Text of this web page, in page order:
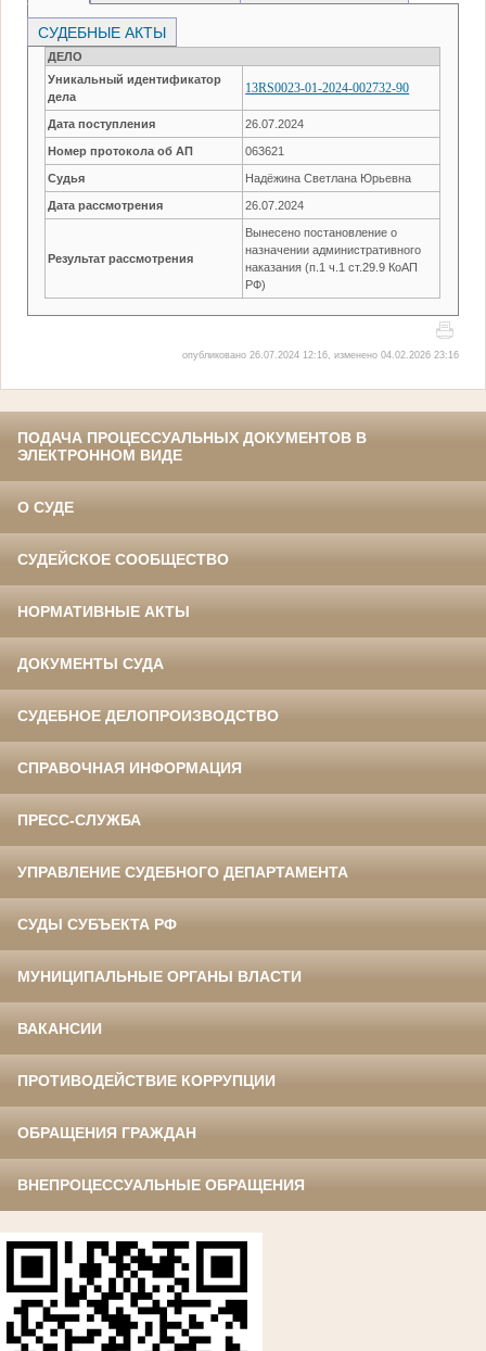
СУДЕБНЫЕ АКТЫ
ДЕЛО
Уникальный идентификатор
дела
13RS0023-01-2024-002732-90
Дата поступления 26.07.2024
Номер протокола об АП 063621
Судья Надёжина Светлана Юрьевна
Дата рассмотрения 26.07.2024
Результат рассмотрения
Вынесено постановление о
назначении административного
наказания (п.1 ч.1 ст.29.9 КоАП
РФ)
опубликовано 26.07.2024 12:16, изменено 04.02.2026 23:16
ПОДАЧА ПРОЦЕССУАЛЬНЫХ ДОКУМЕНТОВ В
ЭЛЕКТРОННОМ ВИДЕ
О СУДЕ
СУДЕЙСКОЕ СООБЩЕСТВО
НОРМАТИВНЫЕ АКТЫ
ДОКУМЕНТЫ СУДА
СУДЕБНОЕ ДЕЛОПРОИЗВОДСТВО
СПРАВОЧНАЯ ИНФОРМАЦИЯ
ПРЕСС-СЛУЖБА
УПРАВЛЕНИЕ СУДЕБНОГО ДЕПАРТАМЕНТА
СУДЫ СУБЪЕКТА РФ
МУНИЦИПАЛЬНЫЕ ОРГАНЫ ВЛАСТИ
ВАКАНСИИ
ПРОТИВОДЕЙСТВИЕ КОРРУПЦИИ
ОБРАЩЕНИЯ ГРАЖДАН
ВНЕПРОЦЕССУАЛЬНЫЕ ОБРАЩЕНИЯ